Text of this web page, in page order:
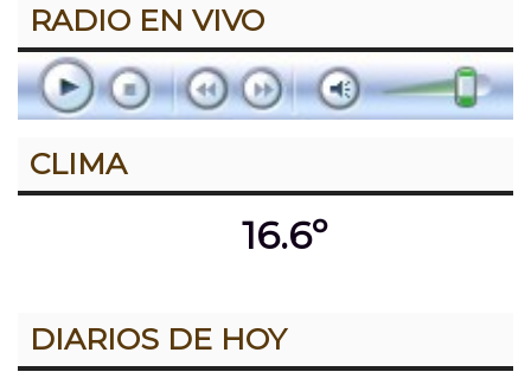
RADIO EN VIVO
CLIMA
16.6º
DIARIOS DE HOY